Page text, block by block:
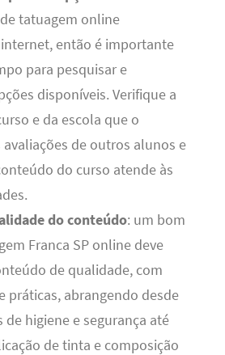
tatuagem online
então é importante
para pesquisar e
disponíveis. Verifique a
e da escola que o
avaliações de outros alunos e
do curso atende às
do conteúdo: um bom
Franca SP online deve
de qualidade, com
práticas, abrangendo desde
de higiene e segurança até
de tinta e composição